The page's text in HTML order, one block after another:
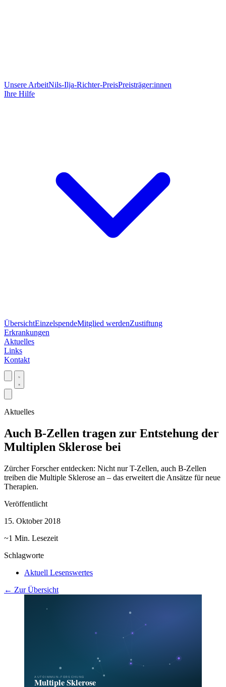
Unsere ArbeitNils-Ilja-Richter-PreisPreisträger:innen
Ihre Hilfe
ÜbersichtEinzelspendeMitglied werdenZustiftung
Erkrankungen
Aktuelles
Links
Kontakt
Aktuelles
Auch B-Zellen tragen zur Entstehung der
Multiplen Sklerose bei
Zürcher Forscher entdecken: Nicht nur T-Zellen, auch B-Zellen
treiben die Multiple Sklerose an – das erweitert die Ansätze für neue
Therapien.
Veröffentlicht
15. Oktober 2018
~1 Min. Lesezeit
Schlagworte
Aktuell Lesenswertes
← Zur Übersicht